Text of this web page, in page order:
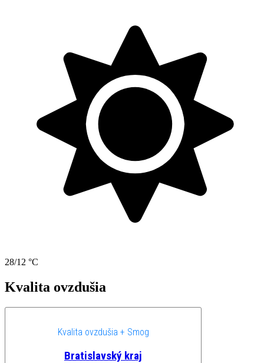
28/12 °C
Kvalita ovzdušia
Kvalita ovzdušia + Smog
Bratislavský kraj